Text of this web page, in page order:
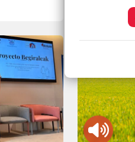
24/04/2026 •